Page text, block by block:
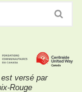
versé par
Rouge